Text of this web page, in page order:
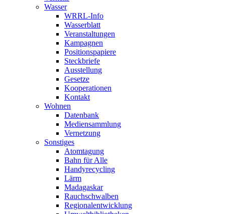
Wasser
WRRL-Info
Wasserblatt
Veranstaltungen
Kampagnen
Positionspapiere
Steckbriefe
Ausstellung
Gesetze
Kooperationen
Kontakt
Wohnen
Datenbank
Mediensammlung
Vernetzung
Sonstiges
Atomtagung
Bahn für Alle
Handyrecycling
Lärm
Madagaskar
Rauchschwalben
Regionalentwicklung